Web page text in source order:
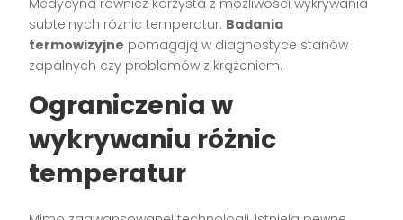
Medycyna również korzysta z możliwości wykrywania
subtelnych różnic temperatur. Badania
termowizyjne pomagają w diagnostyce stanów
zapalnych czy problemów z krążeniem.
Ograniczenia w
wykrywaniu różnic
temperatur